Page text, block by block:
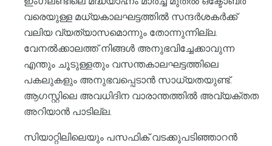
വരെയുള്ള മധ്യകാലഘട്ടത്തിൽ സന്ദർശകർക്ക്
വലിയ വ്യത്യാസമൊന്നും തോന്നുന്നില്ല.
വേനൽക്കാലത്ത് നിങ്ങൾ അനുഭവിച്ചേക്കാവുന്ന
എന്തും ചൂടുള്ളതും വസന്തകാലഘട്ടത്തിലെ
പകലുകളും അനുഭവപ്പെടാൻ സാധ്യതയുണ്ട്.
ആഗസ്റ്റിലെ അവധിദിന വാരാന്തത്തിൽ അവ്യക്തത
അറിയാൻ പാടില്ല.
സിയാറ്റിലിലെയും പസഫിക് വടക്കുപടിഞ്ഞാറൻ